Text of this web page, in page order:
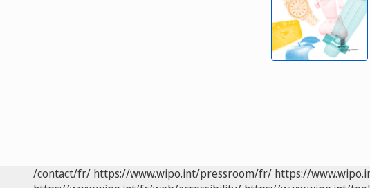
/contact/fr/ https://www.wipo.int/pressroom/fr/ https://